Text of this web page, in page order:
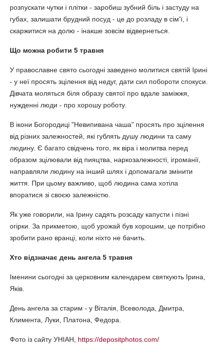
розпускати чутки і плітки - заробиш зубний біль і застуду на
губах, залишати брудний посуд - це до розладу в сім'ї, і
скаржитися на долю - інакше зовсім відвернеться.
Що можна робити 5 травня
У православне свято сьогодні заведено молитися святій Ірині
- у неї просять зцілення від недуг, дати сил побороти спокуси.
Дівчата моляться біля образу святої про вдале заміжжя,
нужденні люди - про хорошу роботу.
В ікони Богородиці "Невипивана чаша" просять про зцілення
від різних залежностей, які гублять душу людини та саму
людину. Є багато свідчень того, як віра і молитва перед
образом зцілювали від пияцтва, наркозалежності, ігроманії,
направляли людину на інший шлях і допомагали змінити
життя. При цьому важливо, щоб людина сама хотіла
впоратися зі своєю залежністю.
Як уже говорили, на Ірину садять розсаду капусти і пізні
огірки. За прикметою, щоб урожай був хорошим, це потрібно
зробити рано вранці, коли ніхто не бачить.
Хто відзначає день ангела 5 травня
Іменини сьогодні за церковним календарем святкують Ірина,
Яків.
День ангела за старим - у Віталія, Всеволода, Дмитра,
Климента, Луки, Платона, Федора.
Фото із сайту УНІАН, https://depositphotos.com/